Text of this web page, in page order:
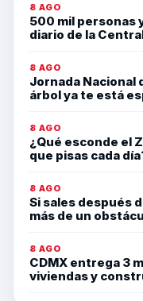
8 AGO
500 mil personas
diario de la
8 AGO
Jornada Nacional
árbol ya te está
8 AGO
¿Qué esconde el
que pisas cada
8 AGO
Si sales después
más de un
8 AGO
CDMX entrega 3
viviendas y